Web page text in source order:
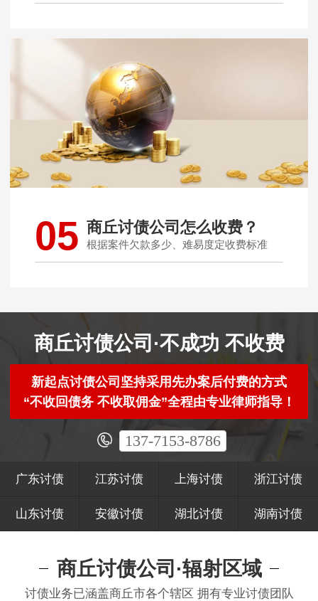
05 商丘讨债公司怎么收费？
根据案件欠款多少、难易度定收费标准
商丘讨债公司·不成功 不收费
新起点讨债公司坚持采用先办案后付费的方式
“不收回债务 不收取佣金”全程由专业律师指导！
137-7153-8786
广东讨债 江苏讨债 上海讨债 浙江讨债
山东讨债 安徽讨债 湖北讨债 湖南讨债
商丘讨债公司·辐射区域
讨债业务已涵盖商丘市各个辖区 拥有专业讨债团队